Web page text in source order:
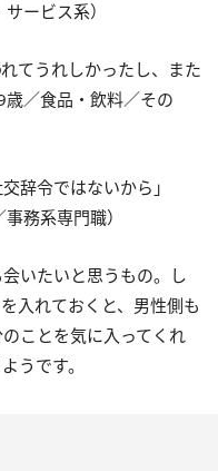
ービス系）
てうれしかったし、また
／食品・飲料／その
辞令ではないから」
務系専門職）
いたいと思うもの。し
入れておくと、男性側も
ことを気に入ってくれ
うです。